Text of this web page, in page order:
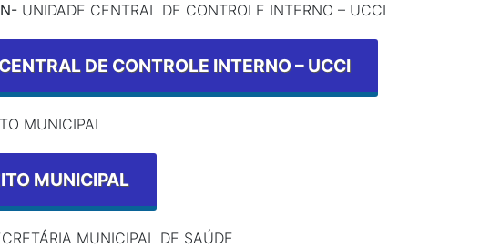
UNIDADE CENTRAL DE CONTROLE INTERNO – UCCI
DE CONTROLE INTERNO – UCCI
MUNICIPAL
MUNICIPAL
MUNICIPAL DE SAÚDE